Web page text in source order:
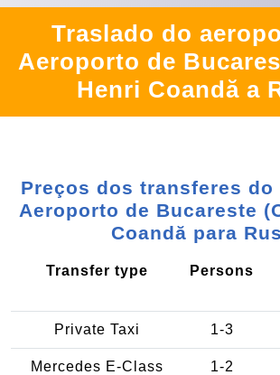
Traslado do
Aeroporto de
Henri Coandă a
Preços dos transferes do
Aeroporto de Bucareste
Coandă para
Transfer type Persons
Private Taxi 1-3
Mercedes E-Class 1-2